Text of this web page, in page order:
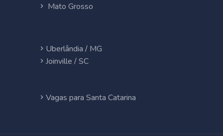
Mato Grosso
Uberlândia / MG
Joinville / SC
Vagas para Santa Catarina